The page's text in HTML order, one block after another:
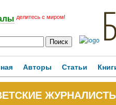
делитесь с миром!
Авторы Статьи